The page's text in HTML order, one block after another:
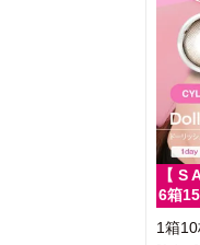
【 S
6箱
1箱10